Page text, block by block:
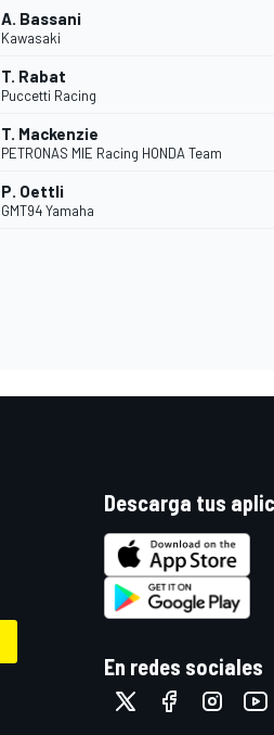
A. Bassani
Kawasaki
T. Rabat
Puccetti Racing
T. Mackenzie
PETRONAS MIE Racing HONDA Team
P. Oettli
GMT94 Yamaha
Descarga tus
En redes sociales